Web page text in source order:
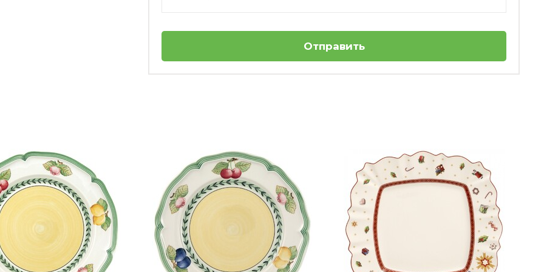
Отправить
Кофейный сервиз 18 предметов Highline
Trio Seltmann
-45%
19 215 ₽
34 965 ₽
+576
1
Чашка для чая 0.14 л белая Trio Seltmann
-50%
420 ₽ +12бонусов
4003106891042
Тарелка пирожковая
Фарфор
праздничного стола?